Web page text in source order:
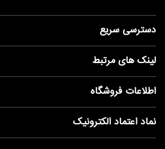
دسترسی سریع
لینک های مرتبط
اطلاعات فروشگاه
نماد اعتماد الکترونیک